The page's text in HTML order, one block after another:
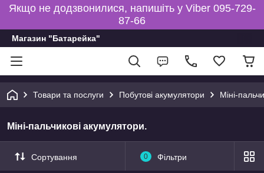
Якщо не додзвонилися, напишіть у Viber 095-729-
87-66
Магазин "Батарейка"
Товари та послуги Побутові акумулятори Міні-
Міні-пальчикові акумулятори.
Сортування 0 Фільтри